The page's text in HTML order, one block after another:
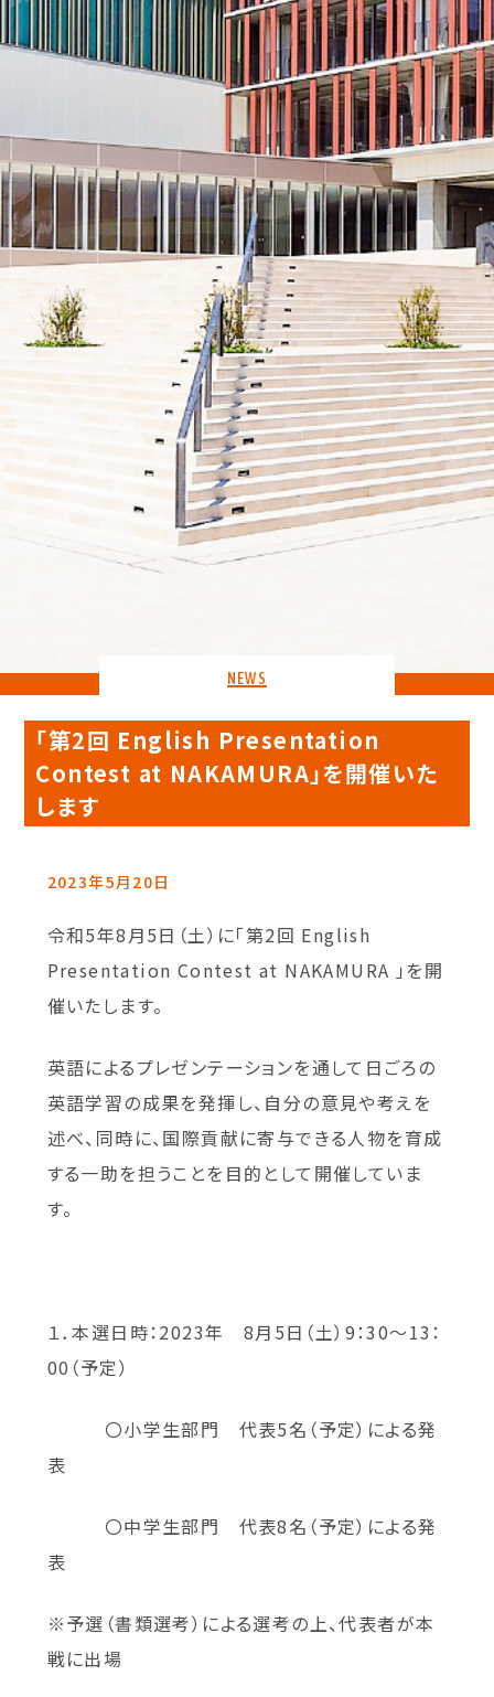
NEWS
「第2回 English Presentation
Contest at NAKAMURA」を開催いた
します
2023年5月20日
令和5年8月5日（土）に「第2回 English
Presentation Contest at NAKAMURA 」を開
催いたします。
英語によるプレゼンテーションを通して日ごろの
英語学習の成果を発揮し、自分の意見や考えを
述べ、同時に、国際貢献に寄与できる人物を育成
する一助を担うことを目的として開催していま
す。
１．本選日時：2023年 8月5日（土）9：30～13：
00（予定）
〇小学生部門 代表5名（予定）による発
表
〇中学生部門 代表8名（予定）による発
表
※予選（書類選考）による選考の上、代表者が本
戦に出場